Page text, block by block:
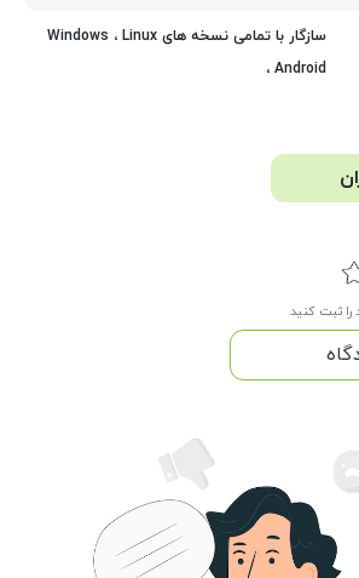
سازگار با تمامی نسخه های Windows ، Linux
، Android
را ثبت کنید